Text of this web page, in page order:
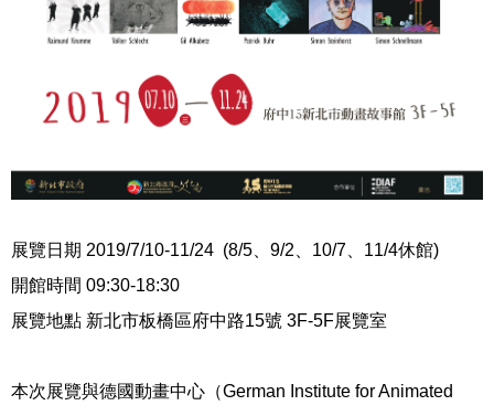
展覽日期 2019/7/10-11/24 (8/5 9/2 10/7 11/4休館)
開館時間 09:30-18:30
展覽地點 新北市板橋區府中路15號 3F-5F展覽室
本次展覽與德國動畫中心（German Institute for Animated